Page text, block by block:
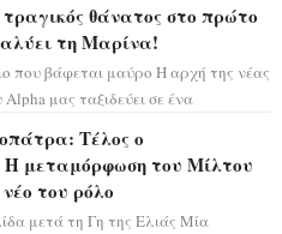
θάνατος στο πρώτο
τη Μαρίνα!
που βάφεται μαύρο Η αρχή της νέας
μας ταξιδεύει σε ένα
Τέλος ο
μεταμόρφωση του Μίλτου
του ρόλο
μετά τη Γη της Ελιάς Μία